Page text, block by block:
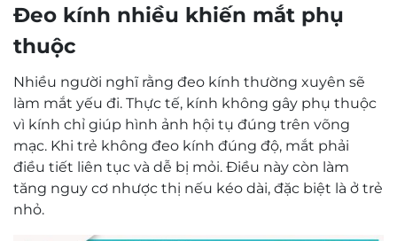
Đeo kính nhiều khiến mắt phụ
thuộc
Nhiều người nghĩ rằng đeo kính thường xuyên sẽ
làm mắt yếu đi. Thực tế, kính không gây phụ thuộc
vì kính chỉ giúp hình ảnh hội tụ đúng trên võng
mạc. Khi trẻ không đeo kính đúng độ, mắt phải
điều tiết liên tục và dễ bị mỏi. Điều này còn làm
tăng nguy cơ nhược thị nếu kéo dài, đặc biệt là ở trẻ
nhỏ.